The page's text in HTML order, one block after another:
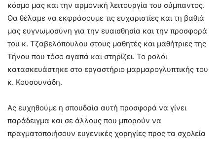
κόσμο μας και την αρμονική λειτουργία του σύμπαντος.
Θα θέλαμε να εκφράσουμε τις ευχαριστίες και τη βαθιά
μας ευγνωμοσύνη για την ευαισθησία και την προσφορά
του κ. Τζαβελόπουλου στους μαθητές και μαθήτριες της
Τήνου που τόσο αγαπά και στηρίζει. Το ρολόι
κατασκευάστηκε στο εργαστήριο μαρμαρογλυπτικής του
κ. Κουσουνάδη.
Ας ευχηθούμε η σπουδαία αυτή προσφορά να γίνει
παράδειγμα και σε άλλους που μπορούν να
πραγματοποιήσουν ευγενικές χορηγίες προς τα σχολεία